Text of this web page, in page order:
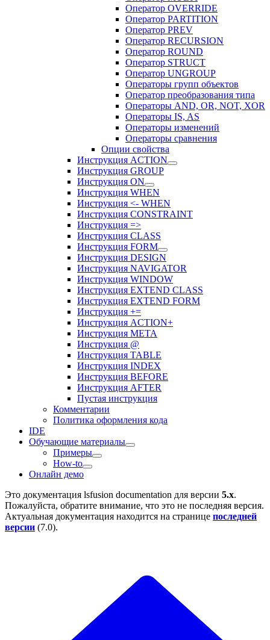
Оператор OVERRIDE
Оператор PARTITION
Оператор PREV
Оператор RECURSION
Оператор ROUND
Оператор STRUCT
Оператор UNGROUP
Операторы групп объектов
Оператор преобразования типа
Операторы AND, OR, NOT, XOR
Операторы IS, AS
Операторы изменений
Операторы сравнения
Опции свойства
Инструкция ACTION
Инструкция GROUP
Инструкция ON
Инструкция WHEN
Инструкция <- WHEN
Инструкция CONSTRAINT
Инструкция =>
Инструкция CLASS
Инструкция FORM
Инструкция DESIGN
Инструкция NAVIGATOR
Инструкция WINDOW
Инструкция EXTEND CLASS
Инструкция EXTEND FORM
Инструкция +=
Инструкция ACTION+
Инструкция META
Инструкция @
Инструкция TABLE
Инструкция INDEX
Инструкция BEFORE
Инструкция AFTER
Пустая инструкция
Комментарии
Политика оформления кода
IDE
Обучающие материалы
Примеры
How-to
Онлайн демо
Это документация lsfusion documentation для версии 5.x.
Пожалуйста, обратите внимание, что это не последняя версия.
Актуальная документация находится на странице последней
версии (7.0).